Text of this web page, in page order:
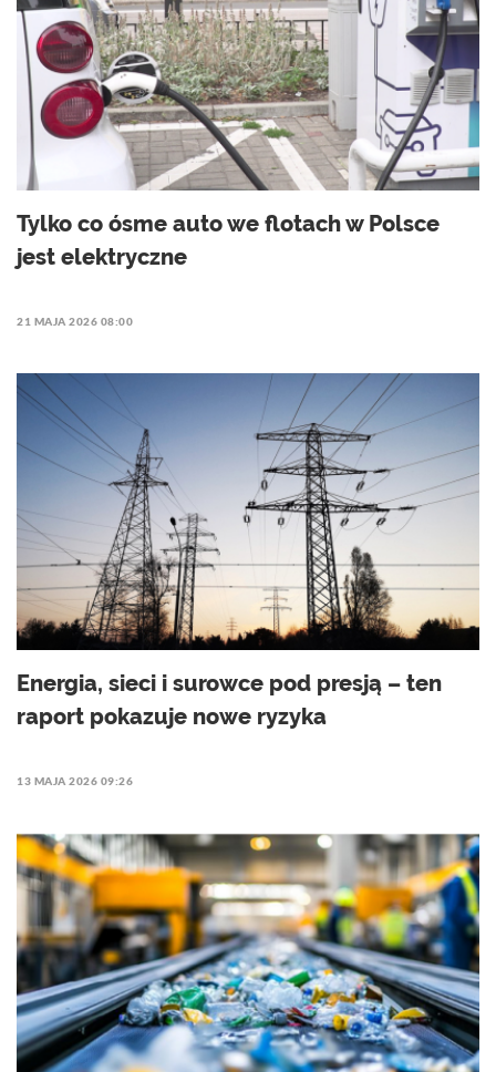
Tylko co ósme auto we flotach w Polsce
jest elektryczne
21 MAJA 2026 08:00
Energia, sieci i surowce pod presją – ten
raport pokazuje nowe ryzyka
13 MAJA 2026 09:26